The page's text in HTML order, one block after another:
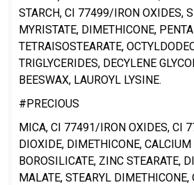
STARCH, CI 77499/IRON OXIDES,
MYRISTATE, DIMETHICONE,
TETRAISOSTEARATE,
TRIGLYCERIDES, DECYLENE
BEESWAX, LAUROYL LYSINE.
#PRECIOUS
MICA, CI 77491/IRON OXIDES, CI
DIOXIDE, DIMETHICONE,
BOROSILICATE, ZINC STEARATE,
MALATE, STEARYL DIMETHICONE,